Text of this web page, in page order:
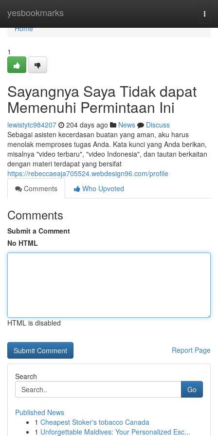
yesbookmarks
Home
Home
1
Sayangnya Saya Tidak dapat
Memenuhi Permintaan Ini
lewistytc984207 204 days ago News
Discuss
Sebagai asisten kecerdasan buatan yang aman, aku harus
menolak memproses tugas Anda. Kata kunci yang Anda berikan,
misalnya "video terbaru", "video Indonesia", dan tautan berkaitan
dengan materi terdapat yang bersifat
https://rebeccaeaja705524.webdesign96.com/profile
Comments
Who Upvoted
Comments
Submit a Comment
No HTML
HTML is disabled
Report Page
Search
Go
Published News
1 Cheapest Stoker's tobacco Canada
1 Unforgettable Maldives: Your Personalized Esc...